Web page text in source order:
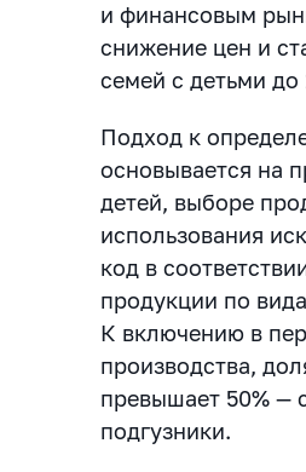
и финансовым
снижение цен и
семей с детьми до
Подход к
основывается на
детей, выборе
использования
код в
продукции по
К включению в
производства,
превышает 50% —
подгузники.